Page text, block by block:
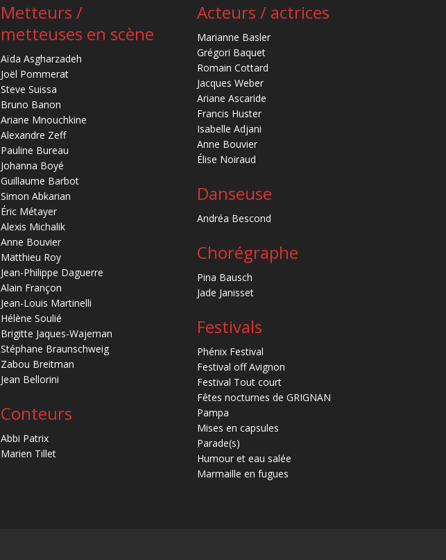
Metteurs /
metteuses en scène
Aïda Asgharzadeh
Joël Pommerat
Steve Suissa
Bruno Banon
Ariane Mnouchkine
Alexandre Zeff
Pauline Bureau
Johanna Boyé
Guillaume Barbot
Simon Abkarian
Éric Métayer
Alexis Michalik
Anne Bouvier
Matthieu Roy
Jean-Philippe Daguerre
Alain Françon
Jean-Louis Martinelli
Hélène Soulié
Brigitte Jaques-Wajeman
Stéphane Braunschweig
Zabou Breitman
Jean Bellorini
Conteurs
Abbi Patrix
Marien Tillet
Acteurs / actrices
Marianne Basler
Grégori Baquet
Romain Cottard
Jacques Weber
Ariane Ascaride
Francis Huster
Isabelle Adjani
Anne Bouvier
Élise Noiraud
Danseuse
Andréa Bescond
Chorégraphe
Pina Bausch
Jade Janisset
Festivals
Phénix Festival
Festival off Avignon
Festival Tout court
Fêtes nocturnes de GRIGNAN
Pampa
Mises en capsules
Parade(s)
Humour et eau salée
Marmaille en fugues